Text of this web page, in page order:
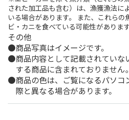
された加工品も含む）は、漁獲漁法に
いる場合があります。 また、これらの
ビ・カニを食べている可能性があります
その他
商品写真はイメージです。
商品内容として記載されてい
する商品に含まれておりません。
商品の色は、ご覧になるパソコ
際と異なる場合があります。